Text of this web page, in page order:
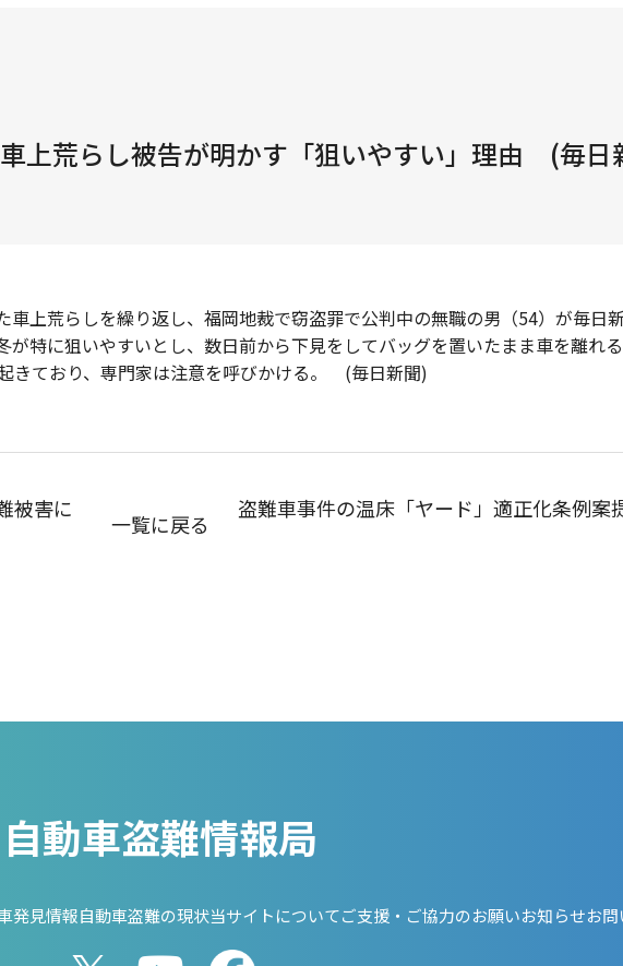
上荒らし被告が明かす「狙いやすい」理由 (毎日
上荒らしを繰り返し、福岡地裁で窃盗罪で公判中の無職の男（54）が毎日
特に狙いやすいとし、数日前から下見をしてバッグを置いたまま車を離れる
きており、専門家は注意を呼びかける。 (毎日新聞)
被害に
一覧に戻る
盗難車事件の温床「ヤード」適正化条例
自動車盗難情報局
発見情報自動車盗難の現状当サイトについてご支援・ご協力のお願いお知らせお